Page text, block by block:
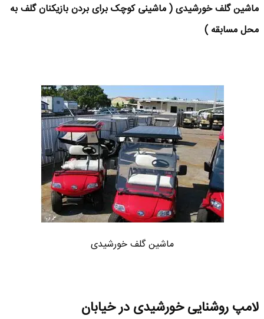
ماشین گلف خورشیدی ( ماشینی کوچک برای بردن بازیکنان گلف به
محل مسابقه )
ماشین گلف خورشیدی
لامپ روشنایی خورشیدی در خیابان